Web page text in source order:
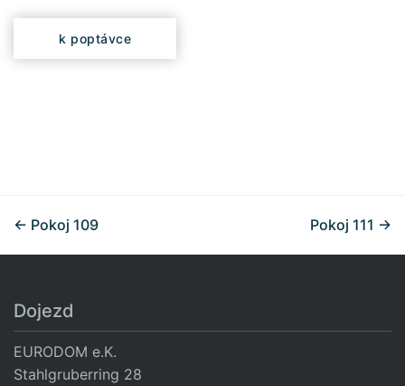
k poptávce
← Pokoj 109 Pokoj 111 →
Dojezd
EURODOM e.K.
Stahlgruberring 28